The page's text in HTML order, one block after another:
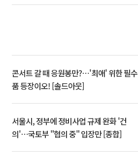
콘서트 갈 때 응원봉만?⋯'최애' 위한 필수
품 등장이오! [솔드아웃]
서울시, 정부에 정비사업 규제 완화 '건
의'⋯국토부 "협의 중" 입장만 [종합]